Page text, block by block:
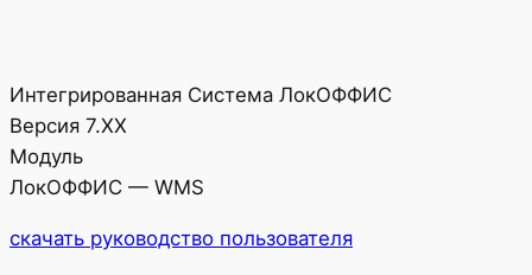
Интегрированная Система ЛокОФФИС
Версия 7.ХХ
Модуль
ЛокОФФИС — WMS
скачать руководство пользователя